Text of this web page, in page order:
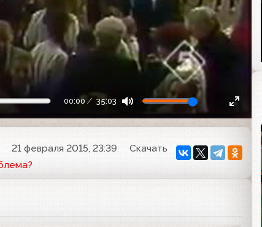
00:00 35:03
21 февраля 2015, 23:39
Скачать